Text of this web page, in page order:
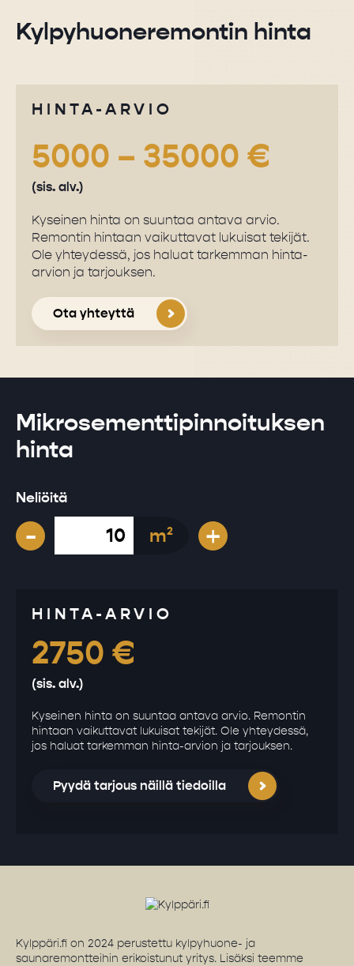
Kylpyhuoneremontin hinta
HINTA-ARVIO
5000 – 35000 €
(sis. alv.)
Kyseinen hinta on suuntaa antava arvio.
Remontin hintaan vaikuttavat lukuisat tekijät.
Ole yhteydessä, jos haluat tarkemman hinta-
arvion ja tarjouksen.
Ota yhteyttä
Mikrosementtipinnoituksen
hinta
Neliöitä
- m2 +
HINTA-ARVIO
2750 €
(sis. alv.)
Kyseinen hinta on suuntaa antava arvio. Remontin
hintaan vaikuttavat lukuisat tekijät. Ole yhteydessä,
jos haluat tarkemman hinta-arvion ja tarjouksen.
Pyydä tarjous näillä tiedoilla
Kylppäri.fi on 2024 perustettu kylpyhuone- ja
saunaremontteihin erikoistunut yritys. Lisäksi teemme